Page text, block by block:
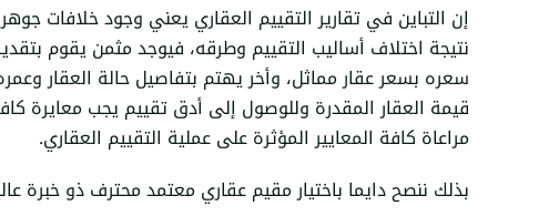
إن التباين في تقارير التقييم العقاري يعني وجود خلافات
نتيجة اختلاف أساليب التقييم وطرقه، فيوجد مثمن يقوم
سعره بسعر عقار مماثل، وأخر يهتم بتفاصيل حالة العقار
قيمة العقار المقدرة وللوصول إلى أدق تقييم يجب معايرة
مراعاة كافة المعايير المؤثرة على عملية التقييم العقاري.
بذلك ننصح دايما باختيارمقيم عقاري معتمدمحترف ذو خبرة